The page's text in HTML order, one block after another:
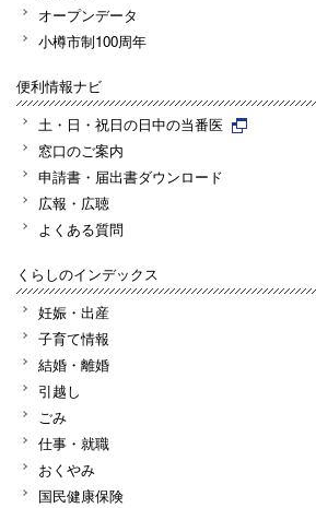
オープンデータ
小樽市制100周年
便利情報ナビ
土・日・祝日の日中の当番医
窓口のご案内
申請書・届出書ダウンロード
広報・広聴
よくある質問
くらしのインデックス
妊娠・出産
子育て情報
結婚・離婚
引越し
ごみ
仕事・就職
おくやみ
国民健康保険